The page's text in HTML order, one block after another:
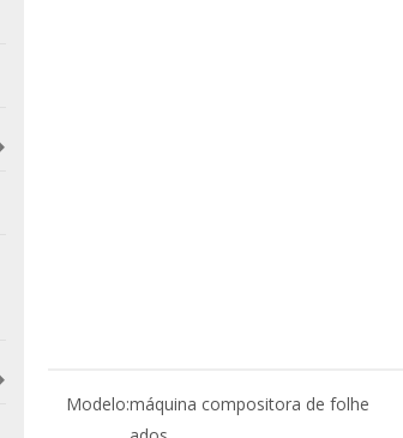
Modelo:máquina compositora de folhe